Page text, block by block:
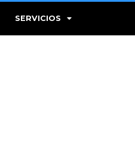
SERVICIOS